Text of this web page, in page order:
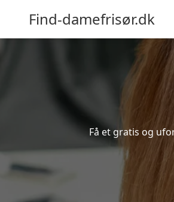
Find-damefrisør.dk
Få et gratis og